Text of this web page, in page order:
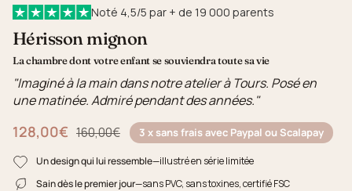
Noté 4,5/5 par + de 19 000 parents
Hérisson mignon
La chambre dont votre enfant se souviendra toute sa vie
"Imaginé à la main dans notre atelier à Tours. Posé en
une matinée. Admiré pendant des années."
128,00€
Prix régulier 160,00€ 3 x sans frais avec Paypal ou Scalapay
Un design qui lui ressemble—illustré en série limitée
Sain dès le premier jour—sans PVC, sans toxines, certifié FSC